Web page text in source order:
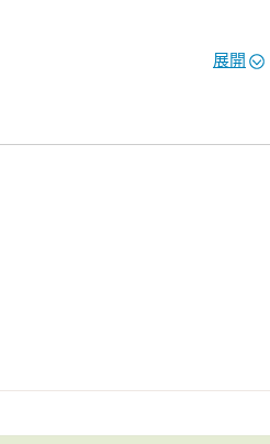
尤其是在被孩子反抗的當下。
那們不聽話」，以前明明都很好
麼問題嗎？」
情境裡，以為照著之前的教育方
智成長速度跟著成長，適時地調
鬆緊：校長爸爸的35堂民主型教養
邀至幼兒園、中小學校、圖書館與
演講，10多年來，平均每年百場以
為貼近教養實境，經歷教育現場，
美國、澳洲進修教育顧問，期待將
展開